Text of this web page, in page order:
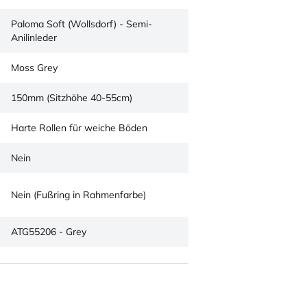
Paloma Soft (Wollsdorf) - Semi-
Anilinleder
Moss Grey
150mm (Sitzhöhe 40-55cm)
Harte Rollen für weiche Böden
Nein
Nein (Fußring in Rahmenfarbe)
ATG55206 - Grey